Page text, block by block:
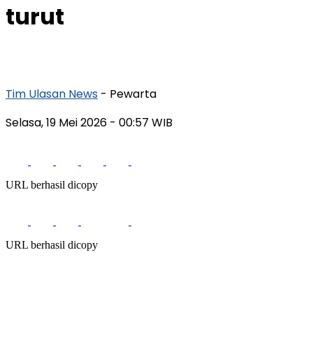
turut
Tim Ulasan News - Pewarta
Selasa, 19 Mei 2026 - 00:57 WIB
URL berhasil dicopy
URL berhasil dicopy